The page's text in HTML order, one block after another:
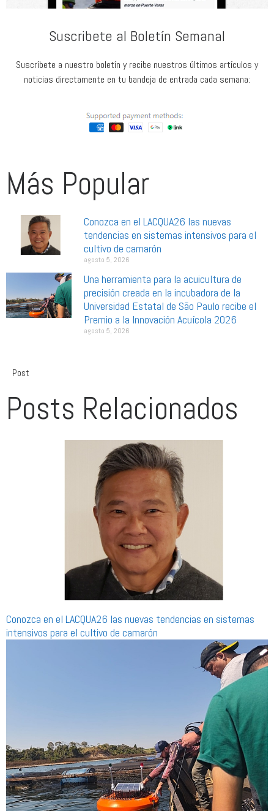
Suscribete al Boletín Semanal
Suscríbete a nuestro boletín y recibe nuestros últimos artículos y
noticias directamente en tu bandeja de entrada cada semana:
Más Popular
Conozca en el LACQUA26 las nuevas
tendencias en sistemas intensivos para el
cultivo de camarón
agosto 5, 2026
Una herramienta para la acuicultura de
precisión creada en la incubadora de la
Universidad Estatal de São Paulo recibe el
Premio a la Innovación Acuícola 2026
agosto 5, 2026
Post
Posts Relacionados
Conozca en el LACQUA26 las nuevas tendencias en sistemas
intensivos para el cultivo de camarón